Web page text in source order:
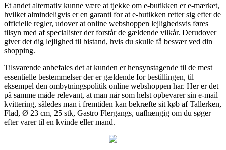
Et andet alternativ kunne være at tjekke om e-butikken er e-mærket,
hvilket almindeligvis er en garanti for at e-butikken retter sig efter de
officielle regler, udover at online webshoppen lejlighedsvis føres
tilsyn med af specialister der forstår de gældende vilkår. Derudover
giver det dig lejlighed til bistand, hvis du skulle få besvær ved din
shopping.
Tilsvarende anbefales det at kunden er hensynstagende til de mest
essentielle bestemmelser der er gældende for bestillingen, til
eksempel den ombytningspolitik online webshoppen har. Her er det
på samme måde relevant, at man når som helst opbevarer sin e-mail
kvittering, således man i fremtiden kan bekræfte sit køb af Tallerken,
Flad, Ø 23 cm, 25 stk, Gastro Flergangs, uafhængig om du søger
efter varer til en kvinde eller mand.